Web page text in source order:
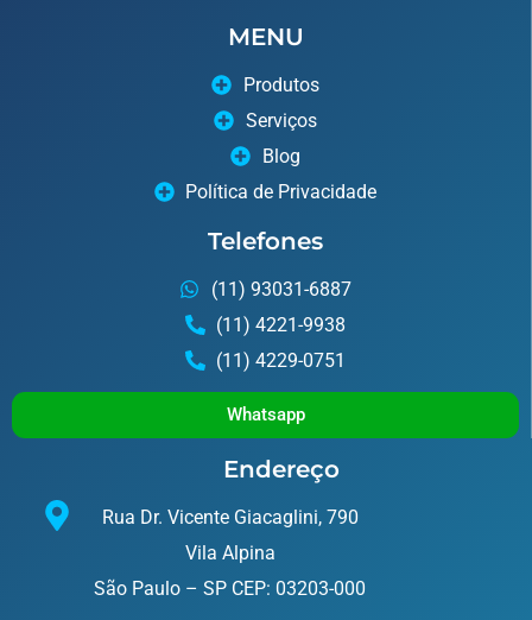
MENU
Produtos
Serviços
Blog
Política de Privacidade
Telefones
(11) 93031-6887
(11) 4221-9938
(11) 4229-0751
Whatsapp
Endereço
Rua Dr. Vicente Giacaglini, 790
Vila Alpina
São Paulo – SP CEP: 03203-000